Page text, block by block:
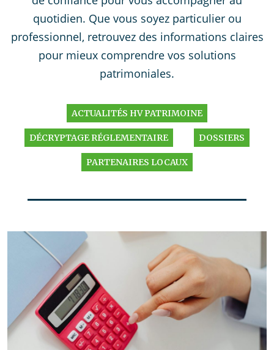
quotidien. Que vous soyez particulier ou
professionnel, retrouvez des informations claires
pour mieux comprendre vos solutions
patrimoniales.
ACTUALITÉS HV PATRIMOINE
DÉCRYPTAGE RÉGLEMENTAIRE DOSSIERS
PARTENAIRES LOCAUX